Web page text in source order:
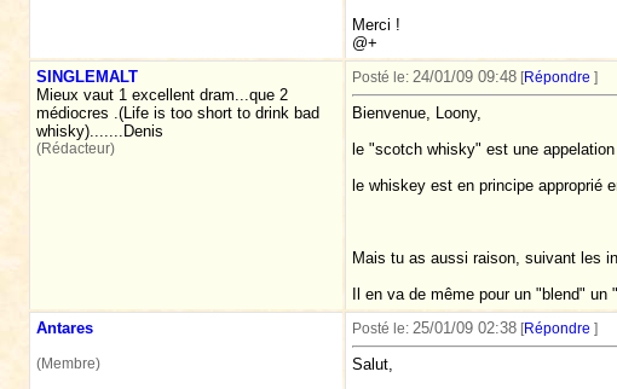
Merci !
@+
SINGLEMALT
Mieux vaut 1 excellent dram...que 2
médiocres .(Life is too short to drink bad
whisky).......Denis
(Rédacteur)
Posté le: 24/01/09 09:48[Répondre ]
Bienvenue, Loony,
le "scotch whisky" est une
le whiskey est en principe approprié
Mais tu as aussi raison, suivant les
Il en va de même pour un "blend"
Antares
(Membre)
Posté le: 25/01/09 02:38[Répondre ]
Salut,